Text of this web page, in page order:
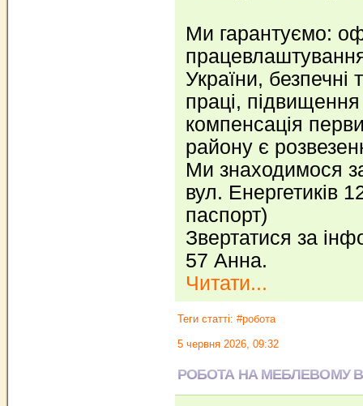
Ми гарантуємо:
України,
праці, підвищення
компенсація
району є
Ми знаходимося
вул. Енергетиків
паспорт)
Звертатися за
57 Анна.
Читати...
Теги статті: #робота
5 червня 2026, 09:32
РОБОТА НА МЕБЛЕВОМУ